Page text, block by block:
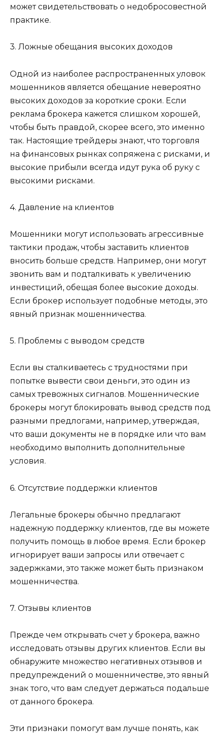
может свидетельствовать о недобросовестной
практике.
3. Ложные обещания высоких доходов
Одной из наиболее распространенных уловок
мошенников является обещание невероятно
высоких доходов за короткие сроки. Если
реклама брокера кажется слишком хорошей,
чтобы быть правдой, скорее всего, это именно
так. Настоящие трейдеры знают, что торговля
на финансовых рынках сопряжена с рисками, и
высокие прибыли всегда идут рука об руку с
высокими рисками.
4. Давление на клиентов
Мошенники могут использовать агрессивные
тактики продаж, чтобы заставить клиентов
вносить больше средств. Например, они могут
звонить вам и подталкивать к увеличению
инвестиций, обещая более высокие доходы.
Если брокер использует подобные методы, это
явный признак мошенничества.
5. Проблемы с выводом средств
Если вы сталкиваетесь с трудностями при
попытке вывести свои деньги, это один из
самых тревожных сигналов. Мошеннические
брокеры могут блокировать вывод средств под
разными предлогами, например, утверждая,
что ваши документы не в порядке или что вам
необходимо выполнить дополнительные
условия.
6. Отсутствие поддержки клиентов
Легальные брокеры обычно предлагают
надежную поддержку клиентов, где вы можете
получить помощь в любое время. Если брокер
игнорирует ваши запросы или отвечает с
задержками, это также может быть признаком
мошенничества.
7. Отзывы клиентов
Прежде чем открывать счет у брокера, важно
исследовать отзывы других клиентов. Если вы
обнаружите множество негативных отзывов и
предупреждений о мошенничестве, это явный
знак того, что вам следует держаться подальше
от данного брокера.
Эти признаки помогут вам лучше понять, как